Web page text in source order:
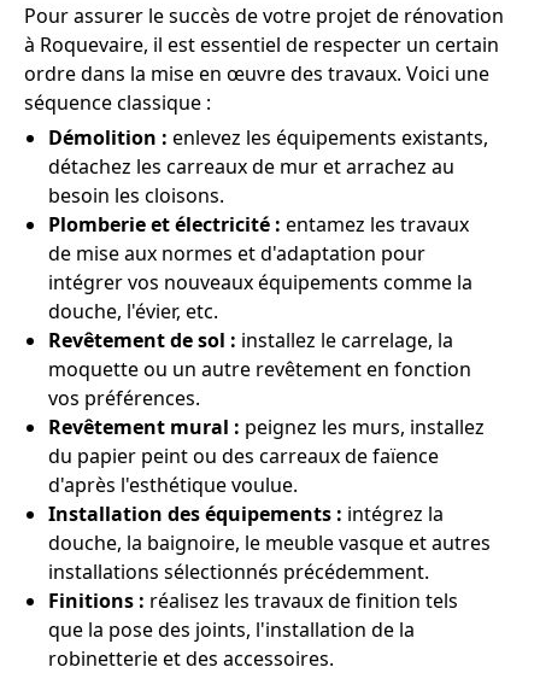
Pour assurer le succès de votre projet de rénovation
à Roquevaire, il est essentiel de respecter un certain
ordre dans la mise en œuvre des travaux. Voici une
séquence classique :
Démolition : enlevez les équipements existants,
détachez les carreaux de mur et arrachez au
besoin les cloisons.
Plomberie et électricité : entamez les travaux
de mise aux normes et d'adaptation pour
intégrer vos nouveaux équipements comme la
douche, l'évier, etc.
Revêtement de sol : installez le carrelage, la
moquette ou un autre revêtement en fonction
vos préférences.
Revêtement mural : peignez les murs, installez
du papier peint ou des carreaux de faïence
d'après l'esthétique voulue.
Installation des équipements : intégrez la
douche, la baignoire, le meuble vasque et autres
installations sélectionnés précédemment.
Finitions : réalisez les travaux de finition tels
que la pose des joints, l'installation de la
robinetterie et des accessoires.